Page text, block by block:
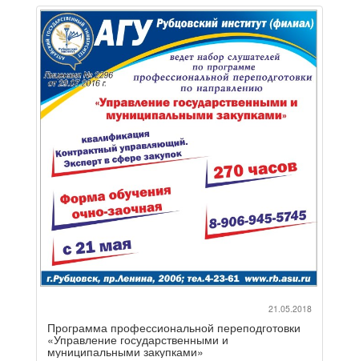
21.05.2018
Программа профессиональной переподготовки
«Управление государственными и
муниципальными закупками»